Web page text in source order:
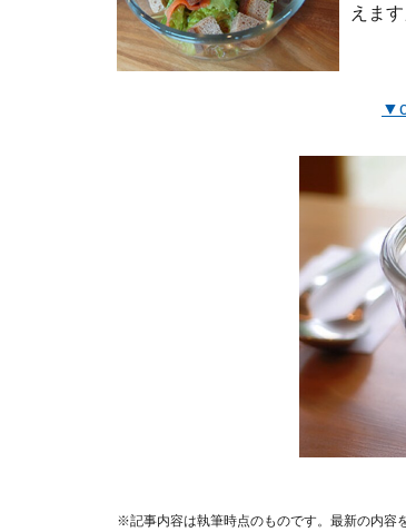
えます
※記事内容は執筆時点のものです。最新の内容